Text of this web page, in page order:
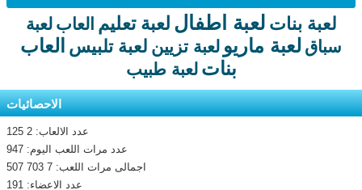
لعبة بنات لعبة اطفال لعبة تعليم العاب لعبة
سباق لعبة ماريو لعبة تزيين لعبة تلبيس العاب
بنات لعبة طبيب
الاحصائيات
عدد الالعاب: 2 125
عدد مرات اللعب اليوم: 947
اجمالى مرات اللعب: 7 703 507
عدد الاعضاء: 191